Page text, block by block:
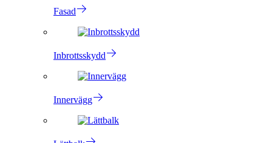
Fasad
Inbrottsskydd
Innervägg